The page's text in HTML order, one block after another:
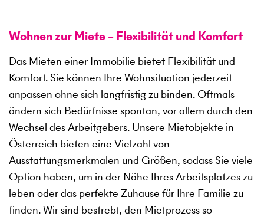
Wohnen zur Miete – Flexibilität und Komfort
Das Mieten einer Immobilie bietet Flexibilität und
Komfort. Sie können Ihre Wohnsituation jederzeit
anpassen ohne sich langfristig zu binden. Oftmals
ändern sich Bedürfnisse spontan, vor allem durch den
Wechsel des Arbeitgebers. Unsere Mietobjekte in
Österreich bieten eine Vielzahl von
Ausstattungsmerkmalen und Größen, sodass Sie viele
Option haben, um in der Nähe Ihres Arbeitsplatzes zu
leben oder das perfekte Zuhause für Ihre Familie zu
finden. Wir sind bestrebt, den Mietprozess so